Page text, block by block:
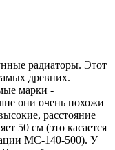
радиаторы. Этот
древних.
марки -
они очень похожи
расстояние
50 см (это касается
МС-140-500). У